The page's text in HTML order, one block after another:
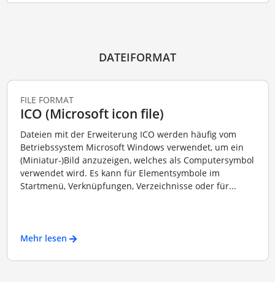
DATEIFORMAT
FILE FORMAT
ICO (Microsoft icon file)
Dateien mit der Erweiterung ICO werden häufig vom
Betriebssystem Microsoft Windows verwendet, um ein
(Miniatur-)Bild anzuzeigen, welches als Computersymbol
verwendet wird. Es kann für Elementsymbole im
Startmenü, Verknüpfungen, Verzeichnisse oder für...
Mehr lesen